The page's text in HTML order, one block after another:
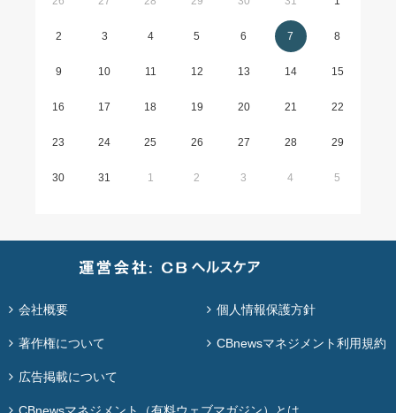
2 3 4 5 6 7 8
9 10 11 12 13 14 15
16 17 18 19 20 21 22
23 24 25 26 27 28 29
30 31 1 2 3 4 5
会社概要 個人情報保護方針
著作権について CBnewsマネジメント利用規約
広告掲載について